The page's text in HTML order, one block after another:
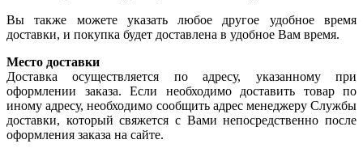
Вы также можете указать любое другое удобное время
доставки, и покупка будет доставлена в удобное Вам время.
Место доставки
Доставка осуществляется по адресу, указанному при
оформлении заказа. Если необходимо доставить товар по
иному адресу, необходимо сообщить адрес менеджеру Службы
доставки, который свяжется с Вами непосредственно после
оформления заказа на сайте.